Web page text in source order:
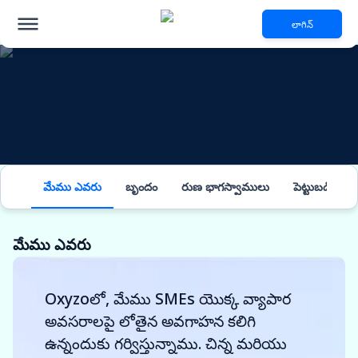
లాగిన్
మేము ఎవరు బృందం రుణ భాగస్వాములు
మేము ఎవరు
Oxyzoలో, మేము SMEs యొక్క వ్యాపార
అవసరాలపై లోతైన అవగాహన కలిగి
ఉన్నందుకు గర్విస్తున్నాము. చిన్న మరియు